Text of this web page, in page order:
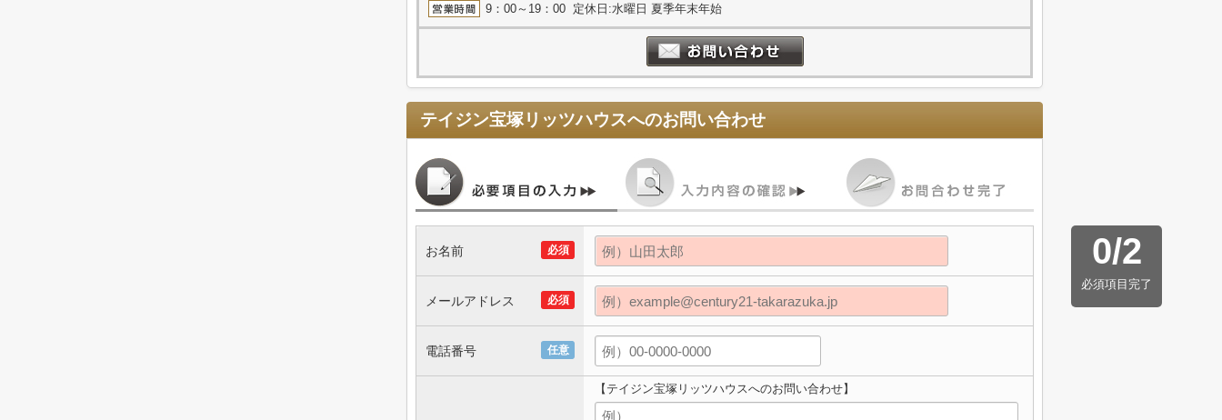
9：00～19：00 定休日:水曜日 夏季年末年始
テイジン宝塚リッツハウスへのお問い合わせ
0/2
必須項目完了
必須
お名前
必須
メールアドレス
任意
電話番号
【テイジン宝塚リッツハウスへのお問い合わせ】